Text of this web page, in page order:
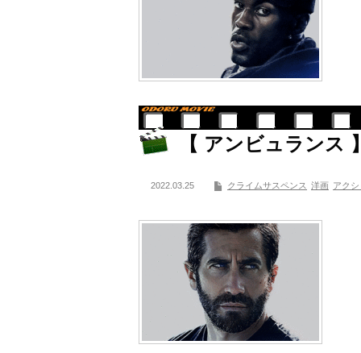
【 アンビュランス
2022.03.25 クライムサスペンス 洋画 アクシ